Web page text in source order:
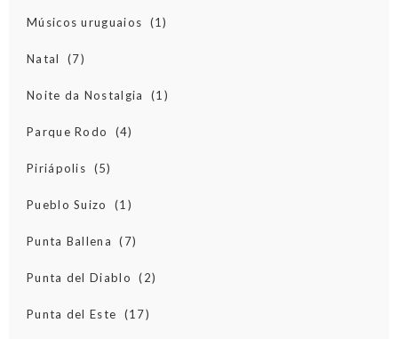
Músicos uruguaios (1)
Natal (7)
Noite da Nostalgia (1)
Parque Rodo (4)
Piriápolis (5)
Pueblo Suizo (1)
Punta Ballena (7)
Punta del Diablo (2)
Punta del Este (17)